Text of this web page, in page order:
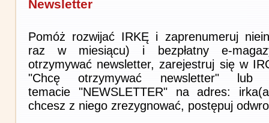
Newsletter
Pomóż rozwijać IRKĘ i zaprenumeruj
raz w miesiącu) i bezpłatny e-
otrzymywać newsletter, zarejestruj się w
"Chcę otrzymywać newsletter"
temacie "NEWSLETTER" na adres:
chcesz z niego zrezygnować, postępuj